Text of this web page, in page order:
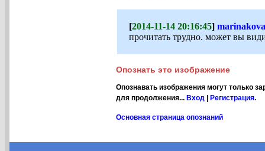
[2014-11-14 20:16:45] marinakova
прочитать трудно. может вы
Опознать это изображение
Опознавать изображения могут только
для продолжения... Вход Регистрация.
Основная страница опознаний